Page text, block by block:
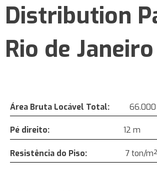
Distribution
Rio de Janeiro
Área Bruta Locável Total:
Pé direito: 12 m
Resistência do Piso: 7 ton/m²